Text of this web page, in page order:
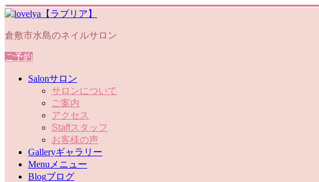
倉敷市水島のネイルサロン
ご予約
Salonサロン
サロンについて
ご案内
アクセス
Staffスタッフ
お客様の声
Galleryギャラリー
Menu メニュー
Blogブログ